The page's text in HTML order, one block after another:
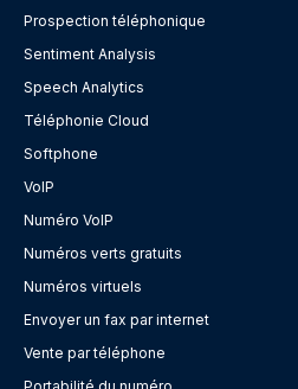
Prospection téléphonique
Sentiment Analysis
Speech Analytics
Téléphonie Cloud
Softphone
VoIP
Numéro VoIP
Numéros verts gratuits
Numéros virtuels
Envoyer un fax par internet
Vente par téléphone